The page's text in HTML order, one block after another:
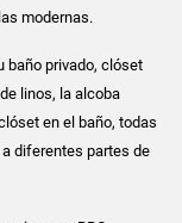
modernas.
baño privado, clóset
linos, la alcoba
en el baño, todas
diferentes partes de